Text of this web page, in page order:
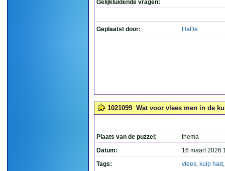
Gelijkluidende vragen:
Geplaatst door: HaDe
1021099 Wat voor vlees men in de
Plaats van de puzzel:
thema
Datum:
16 maart 2026
Tags:
vlees, kuip had